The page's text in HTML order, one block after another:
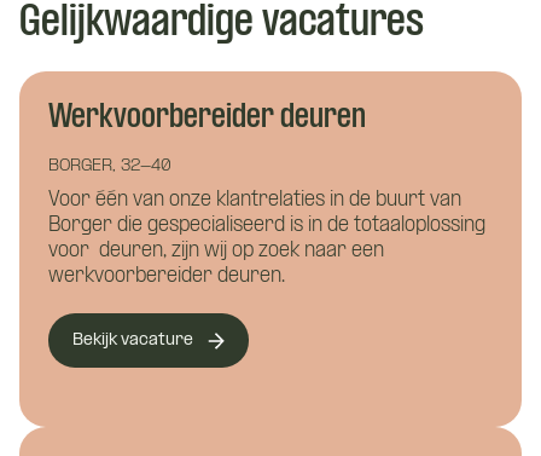
Gelijkwaardige vacatures
Werkvoorbereider deuren
BORGER, 32-40
Voor één van onze klantrelaties in de buurt van
Borger die gespecialiseerd is in de totaaloplossing
voor deuren, zijn wij op zoek naar een
werkvoorbereider deuren.
Bekijk vacature